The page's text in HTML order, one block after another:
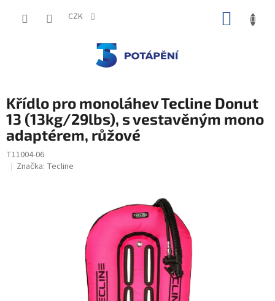
CZK
Křídlo pro monoláhev Tecline Donut
13 (13kg/29lbs), s vestavěným mono
adaptérem, růžové
T11004-06
Značka: Tecline